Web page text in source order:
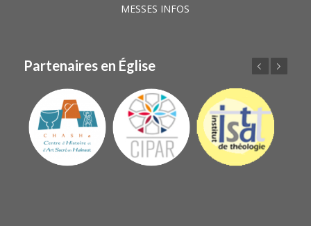
MESSES INFOS
Partenaires en Église